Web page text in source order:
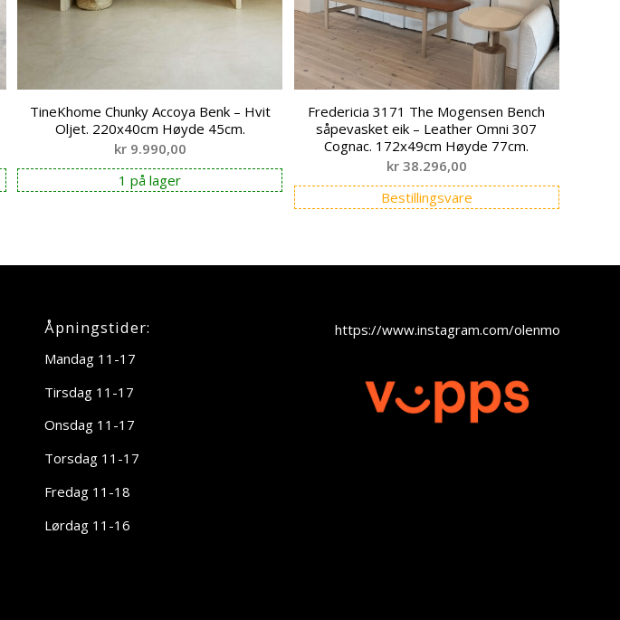
TineKhome Chunky Accoya Benk – Hvit
Oljet. 220x40cm Høyde 45cm.
kr9.990,00
1 på lager
Fredericia 3171 The Mogensen Bench
såpevasket eik – Leather Omni 307
Cognac. 172x49cm Høyde 77cm.
kr38.296,00
Bestillingsvare
Åpningstider:
Mandag 11-17
Tirsdag 11-17
Onsdag 11-17
Torsdag 11-17
Fredag 11-18
Lørdag 11-16
https://www.instagram.com/olenmobel